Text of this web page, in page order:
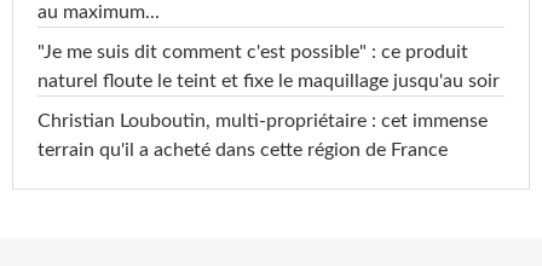
au maximum...
"Je me suis dit comment c'est possible" : ce produit
naturel floute le teint et fixe le maquillage jusqu'au soir
Christian Louboutin, multi-propriétaire : cet immense
terrain qu'il a acheté dans cette région de France